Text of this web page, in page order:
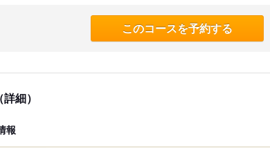
このコースを予約する
細）
報